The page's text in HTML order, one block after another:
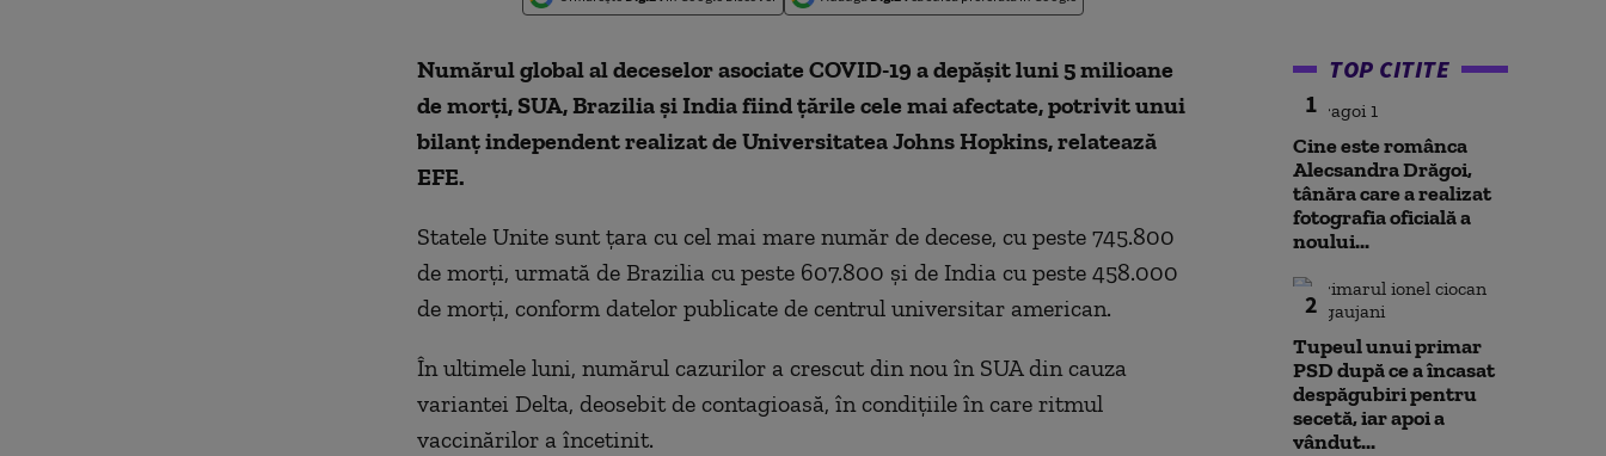
Numărul global al deceselor asociate COVID-19 a depăşit luni 5 milioane
de morţi, SUA, Brazilia şi India fiind ţările cele mai afectate, potrivit unui
bilanţ independent realizat de Universitatea Johns Hopkins, relatează
EFE.
Statele Unite sunt ţara cu cel mai mare număr de decese, cu peste 745.800
de morţi, urmată de Brazilia cu peste 607.800 şi de India cu peste 458.000
de morţi, conform datelor publicate de centrul universitar american.
În ultimele luni, numărul cazurilor a crescut din nou în SUA din cauza
variantei Delta, deosebit de contagioasă, în condiţiile în care ritmul
vaccinărilor a încetinit.
TOP CITITE
1
Cine este românca
Alecsandra Drăgoi,
tânăra care a realizat
fotografia oficială a
noului...
2
Tupeul unui primar
PSD după ce a încasat
despăgubiri pentru
secetă, iar apoi a
vândut...